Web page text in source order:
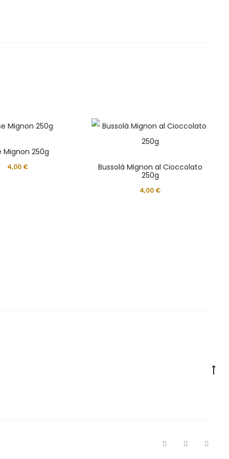
Mignon 250g
4,00 €
Bussolà Mignon al Cioccolato
250g
4,00 €